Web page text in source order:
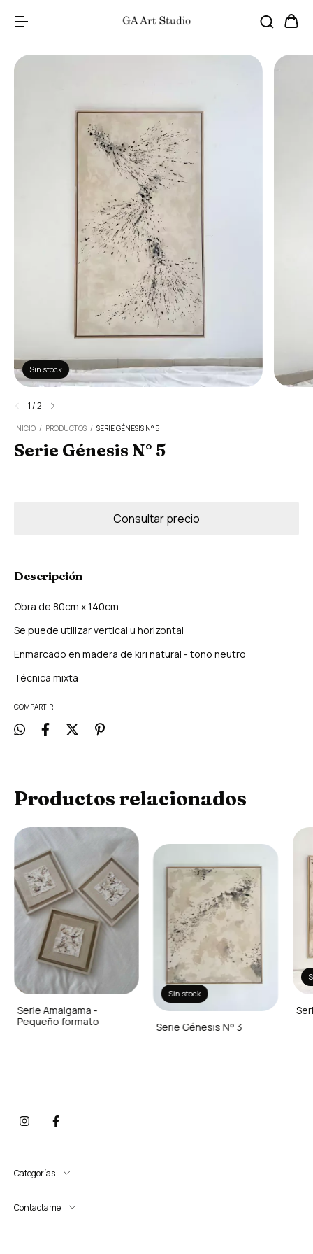
Sin stock
1/2
INICIO / PRODUCTOS / SERIE GÉNESIS N° 5
Serie Génesis N° 5
Descripción
Obra de 80cm x 140cm
Se puede utilizar vertical u horizontal
Enmarcado en madera de kiri natural - tono neutro
Técnica mixta
COMPARTIR
Productos relacionados
Serie Amalgama -
Pequeño formato
Sin stock
Serie Génesis N° 3
Categorías
Contactame